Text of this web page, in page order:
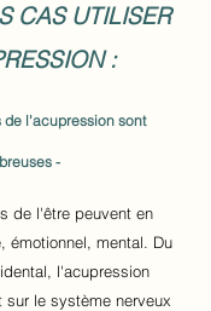
CAS UTILISER
:
l'acupression sont
-
de l'être peuvent en
émotionnel, mental. Du
l'acupression
sur le système nerveux